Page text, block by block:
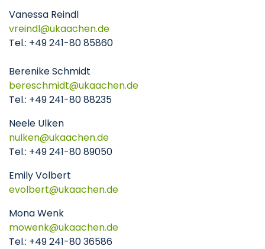
Vanessa Reindl
vreindl
ukaachende
Tel.: +49 241-80 85860
Berenike Schmidt
bereschmidt
ukaachende
Tel.: +49 241-80 88235
Neele Ulken
nulken
ukaachende
Tel.: +49 241-80 89050
Emily Volbert
evolbert
ukaachende
Mona Wenk
mowenk
ukaachende
Tel.: +49 241-80 36586